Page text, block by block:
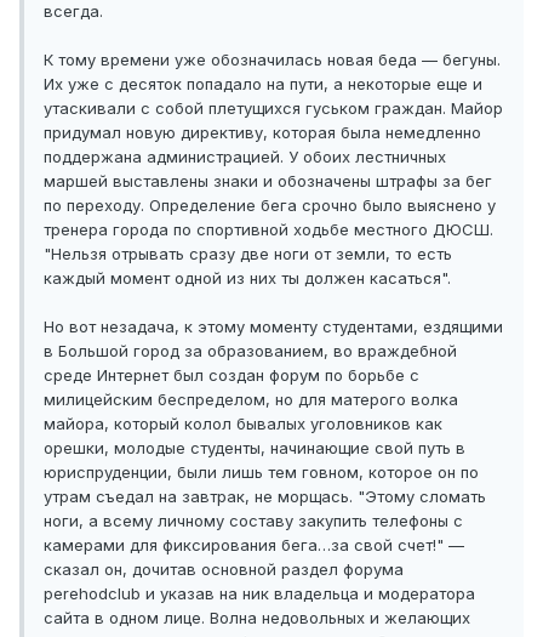
всегда.
К тому времени уже обозначилась новая беда — бегуны.
Их уже с десяток попадало на пути, а некоторые еще и
утаскивали с собой плетущихся гуськом граждан. Майор
придумал новую директиву, которая была немедленно
поддержана администрацией. У обоих лестничных
маршей выставлены знаки и обозначены штрафы за бег
по переходу. Определение бега срочно было выяснено у
тренера города по спортивной ходьбе местного ДЮСШ.
"Нельзя отрывать сразу две ноги от земли, то есть
каждый момент одной из них ты должен касаться".
Но вот незадача, к этому моменту студентами, ездящими
в Большой город за образованием, во враждебной
среде Интернет был создан форум по борьбе с
милицейским беспределом, но для матерого волка
майора, который колол бывалых уголовников как
орешки, молодые студенты, начинающие свой путь в
юриспруденции, были лишь тем говном, которое он по
утрам съедал на завтрак, не морщась. "Этому сломать
ноги, а всему личному составу закупить телефоны с
камерами для фиксирования бега…за свой счет!" —
сказал он, дочитав основной раздел форума
perehodclub и указав на ник владельца и модератора
сайта в одном лице. Волна недовольных и желающих